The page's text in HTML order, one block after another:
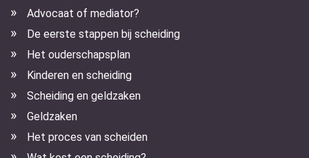
Advocaat of mediator?
De eerste stappen bij scheiding
Het ouderschapsplan
Kinderen en scheiding
Scheiding en geldzaken
Geldzaken
Het proces van scheiden